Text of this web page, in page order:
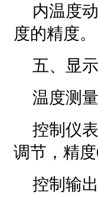
内温度
度的精度。
五、显
温度测
控制仪
调节，精度
控制输